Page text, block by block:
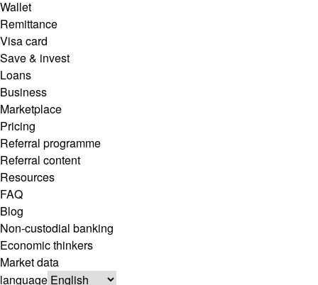
Wallet
Remittance
Visa card
Save & invest
Loans
Business
Marketplace
Pricing
Referral programme
Referral content
Resources
FAQ
Blog
Non-custodial banking
Economic thinkers
Market data
language